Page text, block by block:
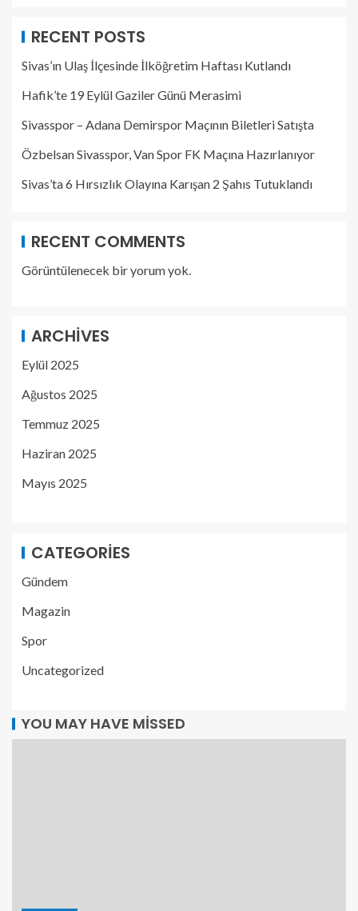
RECENT POSTS
Sivas’ın Ulaş İlçesinde İlköğretim Haftası Kutlandı
Hafik’te 19 Eylül Gaziler Günü Merasimi
Sivasspor – Adana Demirspor Maçının Biletleri Satışta
Özbelsan Sivasspor, Van Spor FK Maçına Hazırlanıyor
Sivas’ta 6 Hırsızlık Olayına Karışan 2 Şahıs Tutuklandı
RECENT COMMENTS
Görüntülenecek bir yorum yok.
ARCHIVES
Eylül 2025
Ağustos 2025
Temmuz 2025
Haziran 2025
Mayıs 2025
CATEGORIES
Gündem
Magazin
Spor
Uncategorized
YOU MAY HAVE MISSED